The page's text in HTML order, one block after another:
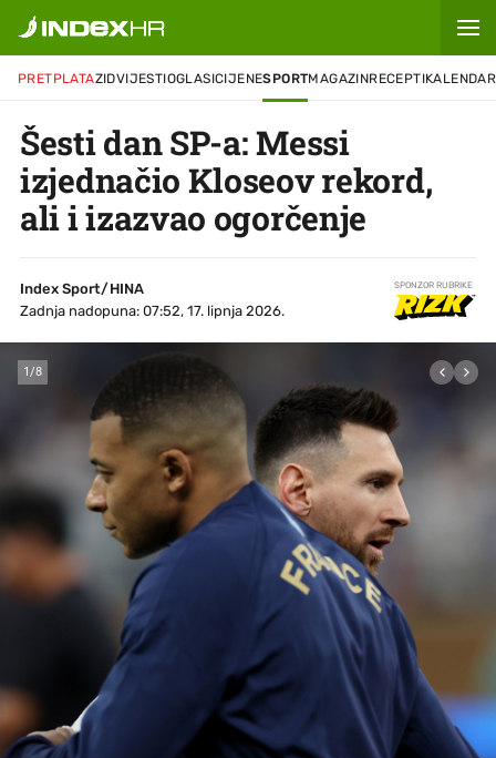
PRETPLATAZIDVIJESTIOGLASICIJENESPORTMAGAZINRECEPTIKALENDAR
Šesti dan SP-a: Messi
izjednačio Kloseov rekord,
ali i izazvao ogorčenje
Index Sport/HINA
Zadnja nadopuna: 07:52, 17. lipnja 2026.
SPONZOR RUBRIKE
1/8